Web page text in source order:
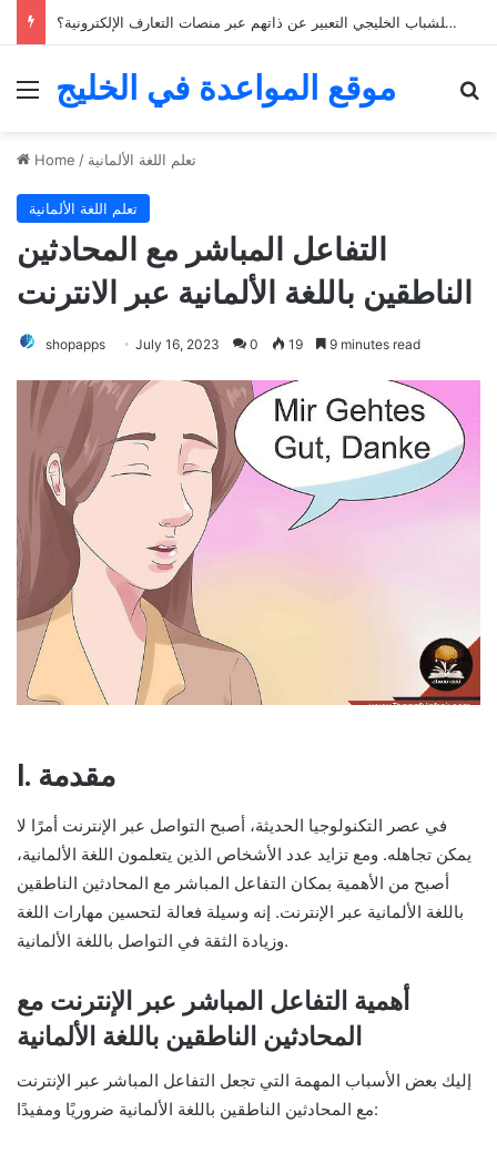
كيف يمكن للشباب الخليجي التعبير عن ذاتهم عبر منصات التعارف الإلكترونية؟
Menu
موقع المواعدة في الخليج
Home / تعلم اللغة الألمانية
تعلم اللغة الألمانية
التفاعل المباشر مع المحادثين
الناطقين باللغة الألمانية عبر الانترنت
shopapps July 16, 2023 0 19 9 minutes read
I. مقدمة
في عصر التكنولوجيا الحديثة، أصبح التواصل عبر الإنترنت أمرًا لا
يمكن تجاهله. ومع تزايد عدد الأشخاص الذين يتعلمون اللغة الألمانية،
أصبح من الأهمية بمكان التفاعل المباشر مع المحادثين الناطقين
باللغة الألمانية عبر الإنترنت. إنه وسيلة فعالة لتحسين مهارات اللغة
وزيادة الثقة في التواصل باللغة الألمانية.
أهمية التفاعل المباشر عبر الإنترنت مع
المحادثين الناطقين باللغة الألمانية
إليك بعض الأسباب المهمة التي تجعل التفاعل المباشر عبر الإنترنت
مع المحادثين الناطقين باللغة الألمانية ضروريًا ومفيدًا: